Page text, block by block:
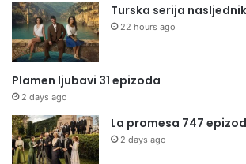
Turska serija
22 hours ago
Plamen ljubavi 31 epizoda
2 days ago
La promesa 747
2 days ago